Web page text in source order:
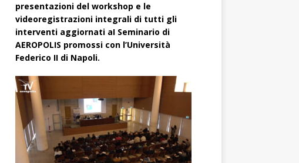
presentazioni del workshop e le
videoregistrazioni integrali di tutti gli
interventi aggiornati aI Seminario di
AEROPOLIS promossi con l’Università
Federico II di Napoli.